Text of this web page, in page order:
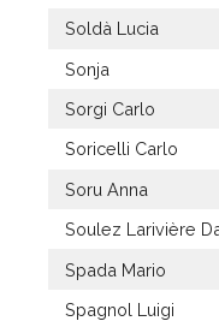
Soldà Lucia
Sonja
Sorgi Carlo
Soricelli Carlo
Soru Anna
Soulez Larivière
Spada Mario
Spagnol Luigi